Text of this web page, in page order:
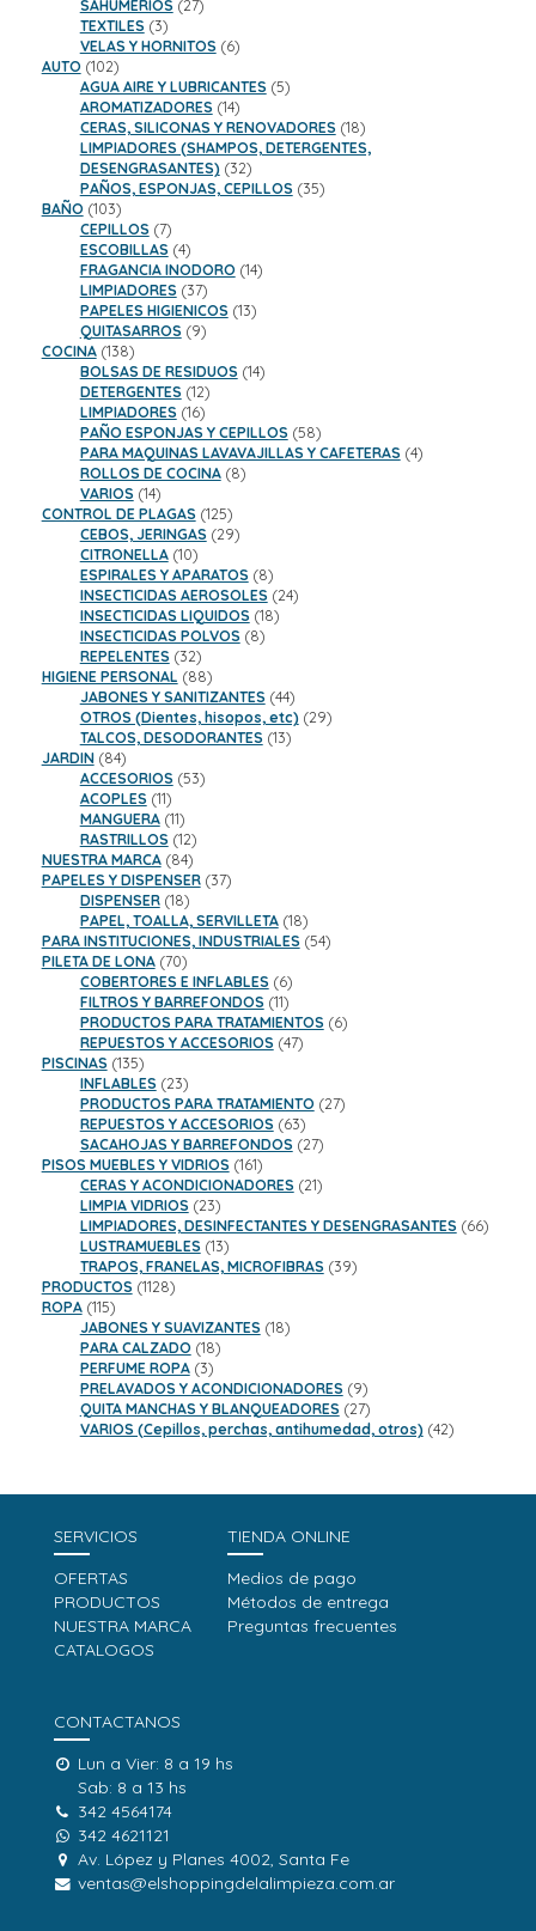
SAHUMERIOS 2727
TEXTILES 33
productos
VELAS Y HORNITOS 66
AUTO 102102
productos
AGUA AIRE Y LUBRICANTES 55
AROMATIZADORES 1414
productos
CERAS, SILICONAS Y RENOVADORES 1818
productos
LIMPIADORES (SHAMPOS, DETERGENTES,
DESENGRASANTES) 3232
productos
PAÑOS, ESPONJAS, CEPILLOS 3535
BAÑO 103103
productos
CEPILLOS 77
productos
ESCOBILLAS 44
productos
FRAGANCIA INODORO 1414
LIMPIADORES 3737
productos
PAPELES HIGIENICOS 1313
QUITASARROS 99
COCINA 138138
productos
BOLSAS DE RESIDUOS 1414
DETERGENTES 1212
productos
LIMPIADORES 1616
productos
PAÑO ESPONJAS Y CEPILLOS 5858
productos
PARA MAQUINAS LAVAVAJILLAS Y CAFETERAS 44
ROLLOS DE COCINA 88
VARIOS 1414
productos
CONTROL DE PLAGAS 125125
productos
CEBOS, JERINGAS 2929
CITRONELLA 1010
productos
ESPIRALES Y APARATOS 88
productos
INSECTICIDAS AEROSOLES 2424
INSECTICIDAS LIQUIDOS 1818
INSECTICIDAS POLVOS 88
REPELENTES 3232
productos
HIGIENE PERSONAL 8888
productos
JABONES Y SANITIZANTES 4444
productos
OTROS (Dientes, hisopos, etc) 2929
TALCOS, DESODORANTES 1313
JARDIN 8484
productos
ACCESORIOS 5353
ACOPLES 1111
productos
MANGUERA 1111
productos
RASTRILLOS 1212
productos
NUESTRA MARCA 8484
productos
PAPELES Y DISPENSER 3737
DISPENSER 1818
productos
PAPEL, TOALLA, SERVILLETA 1818
productos
PARA INSTITUCIONES, INDUSTRIALES 5454
PILETA DE LONA 7070
productos
COBERTORES E INFLABLES 66
productos
FILTROS Y BARREFONDOS 1111
productos
PRODUCTOS PARA TRATAMIENTOS 66
REPUESTOS Y ACCESORIOS 4747
PISCINAS 135135
productos
INFLABLES 2323
productos
PRODUCTOS PARA TRATAMIENTO 2727
REPUESTOS Y ACCESORIOS 6363
productos
SACAHOJAS Y BARREFONDOS 2727
PISOS MUEBLES Y VIDRIOS 161161
productos
CERAS Y ACONDICIONADORES 2121
LIMPIA VIDRIOS 2323
productos
LIMPIADORES, DESINFECTANTES Y DESENGRASANTES 6666
LUSTRAMUEBLES 1313
productos
TRAPOS, FRANELAS, MICROFIBRAS 3939
PRODUCTOS 11281128
ROPA 115115
productos
JABONES Y SUAVIZANTES 1818
PARA CALZADO 1818
PERFUME ROPA 33
productos
PRELAVADOS Y ACONDICIONADORES 99
productos
QUITA MANCHAS Y BLANQUEADORES 2727
productos
VARIOS (Cepillos, perchas, antihumedad, otros) 4242
SERVICIOS
OFERTAS
PRODUCTOS
NUESTRA MARCA
CATALOGOS
TIENDA ONLINE
Medios de pago
Métodos de entrega
Preguntas frecuentes
CONTACTANOS
Lun a Vier: 8 a 19 hs
Sab: 8 a 13 hs
342 4564174
342 4621121
Av. López y Planes 4002, Santa Fe
ventas@elshoppingdelalimpieza.com.ar